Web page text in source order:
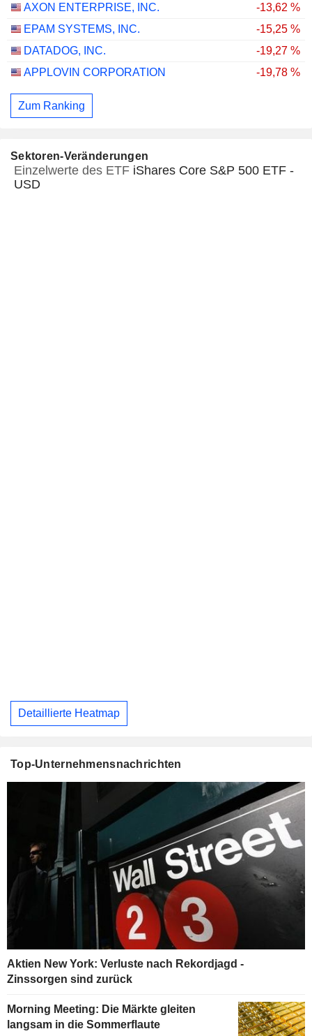
AXON ENTERPRISE, INC.
-13,62 %
EPAM SYSTEMS, INC.
-15,25 %
DATADOG, INC.
-19,27 %
APPLOVIN CORPORATION
-19,78 %
Zum Ranking
Sektoren-Veränderungen
Einzelwerte des ETF iShares Core S&P 500 ETF -
USD
Detaillierte Heatmap
Top-Unternehmensnachrichten
Aktien New York: Verluste nach Rekordjagd -
Zinssorgen sind zurück
Morning Meeting: Die Märkte gleiten
langsam in die Sommerflaute